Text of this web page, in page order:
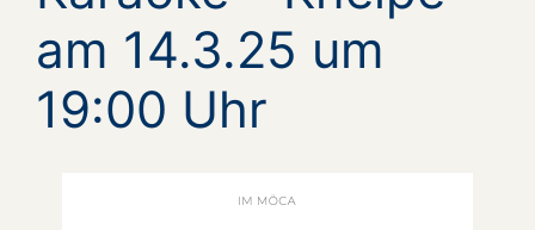
am 14.3.25 um
19:00 Uhr